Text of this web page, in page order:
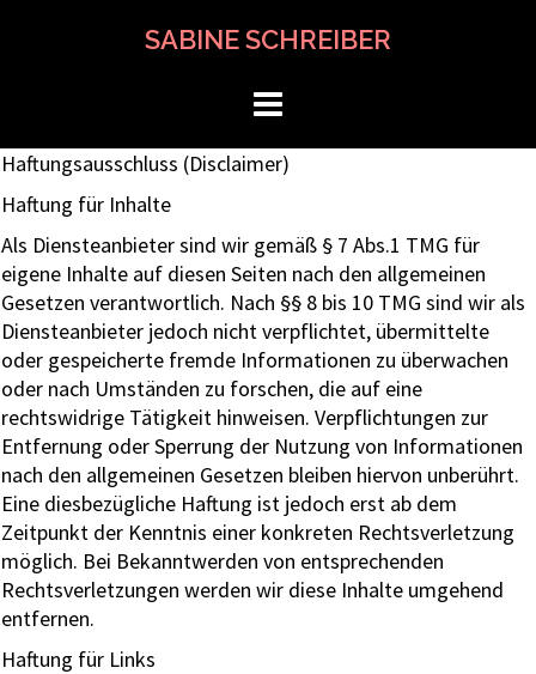
SABINE SCHREIBER
Haftungsausschluss (Disclaimer)
Haftung für Inhalte
Als Diensteanbieter sind wir gemäß § 7 Abs.1 TMG für
eigene Inhalte auf diesen Seiten nach den allgemeinen
Gesetzen verantwortlich. Nach §§ 8 bis 10 TMG sind wir als
Diensteanbieter jedoch nicht verpflichtet, übermittelte
oder gespeicherte fremde Informationen zu überwachen
oder nach Umständen zu forschen, die auf eine
rechtswidrige Tätigkeit hinweisen. Verpflichtungen zur
Entfernung oder Sperrung der Nutzung von Informationen
nach den allgemeinen Gesetzen bleiben hiervon unberührt.
Eine diesbezügliche Haftung ist jedoch erst ab dem
Zeitpunkt der Kenntnis einer konkreten Rechtsverletzung
möglich. Bei Bekanntwerden von entsprechenden
Rechtsverletzungen werden wir diese Inhalte umgehend
entfernen.
Haftung für Links